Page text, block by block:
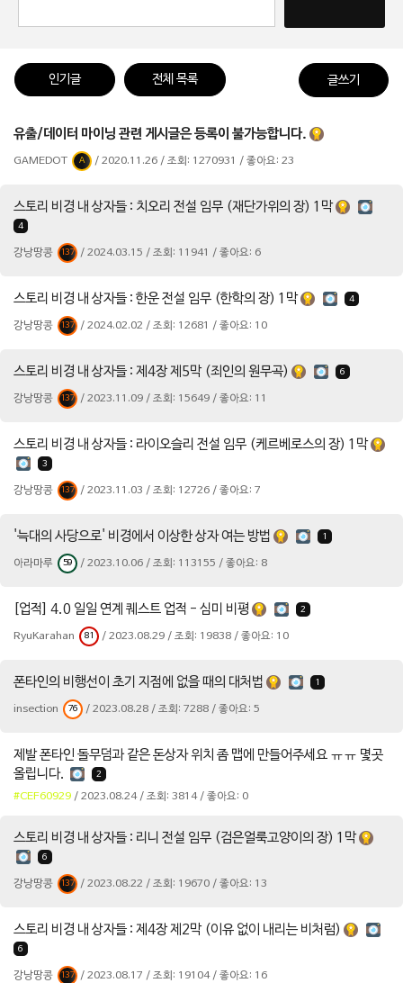
인기글 전체 목록 글쓰기
유출/데이터 마이닝 관련 게시글은 등록이 불가능합니다.
GAMEDOT A / 2020.11.26 / 조회: 1270931 / 좋아요: 23
스토리 비경 내 상자들 : 치오리 전설 임무 (재단가위의 장) 1막
4
강낭땅콩 137 / 2024.03.15 / 조회: 11941 / 좋아요: 6
스토리 비경 내 상자들 : 한운 전설 임무 (한학의 장) 1막 4
강낭땅콩 137 / 2024.02.02 / 조회: 12681 / 좋아요: 10
스토리 비경 내 상자들 : 제4장 제5막 (죄인의 원무곡) 6
강낭땅콩 137 / 2023.11.09 / 조회: 15649 / 좋아요: 11
스토리 비경 내 상자들 : 라이오슬리 전설 임무 (케르베로스의 장) 1막
3
강낭땅콩 137 / 2023.11.03 / 조회: 12726 / 좋아요: 7
'늑대의 사당으로' 비경에서 이상한 상자 여는 방법 1
아라마루 59 / 2023.10.06 / 조회: 113155 / 좋아요: 8
[업적] 4.0 일일 연계 퀘스트 업적 - 심미 비평 2
RyuKarahan 81 / 2023.08.29 / 조회: 19838 / 좋아요: 10
폰타인의 비행선이 초기 지점에 없을 때의 대처법 1
insection 76 / 2023.08.28 / 조회: 7288 / 좋아요: 5
제발 폰타인 돌무덤과 같은 돈상자 위치 좀 맵에 만들어주세요 ㅠㅠ 몇곳
올립니다.
2
#CEF60929 / 2023.08.24 / 조회: 3814 / 좋아요: 0
스토리 비경 내 상자들 : 리니 전설 임무 (검은얼룩고양이의 장) 1막
6
강낭땅콩 137 / 2023.08.22 / 조회: 19670 / 좋아요: 13
스토리 비경 내 상자들 : 제4장 제2막 (이유 없이 내리는 비처럼)
6
강낭땅콩 137 / 2023.08.17 / 조회: 19104 / 좋아요: 16